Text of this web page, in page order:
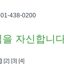
438-0200
자신합니
[2] [3] [4]